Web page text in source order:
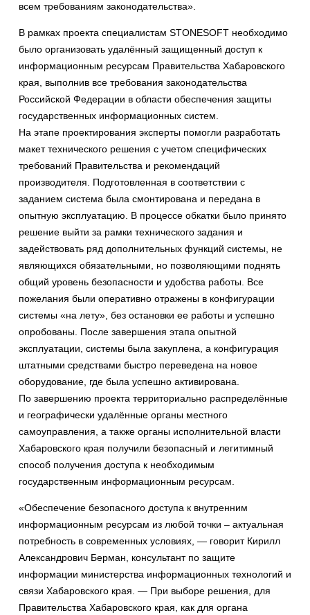
всем требованиям законодательства».
В рамках проекта специалистам STONESOFT необходимо
было организовать удалённый защищенный доступ к
информационным ресурсам Правительства Хабаровского
края, выполнив все требования законодательства
Российской Федерации в области обеспечения защиты
государственных информационных систем.
На этапе проектирования эксперты помогли разработать
макет технического решения с учетом специфических
требований Правительства и рекомендаций
производителя. Подготовленная в соответствии с
заданием система была смонтирована и передана в
опытную эксплуатацию. В процессе обкатки было принято
решение выйти за рамки технического задания и
задействовать ряд дополнительных функций системы, не
являющихся обязательными, но позволяющими поднять
общий уровень безопасности и удобства работы. Все
пожелания были оперативно отражены в конфигурации
системы «на лету», без остановки ее работы и успешно
опробованы. После завершения этапа опытной
эксплуатации, системы была закуплена, а конфигурация
штатными средствами быстро переведена на новое
оборудование, где была успешно активирована.
По завершению проекта территориально распределённые
и географически удалённые органы местного
самоуправления, а также органы исполнительной власти
Хабаровского края получили безопасный и легитимный
способ получения доступа к необходимым
государственным информационным ресурсам.
«Обеспечение безопасного доступа к внутренним
информационным ресурсам из любой точки – актуальная
потребность в современных условиях, — говорит Кирилл
Александрович Берман, консультант по защите
информации министерства информационных технологий и
связи Хабаровского края. — При выборе решения, для
Правительства Хабаровского края, как для органа